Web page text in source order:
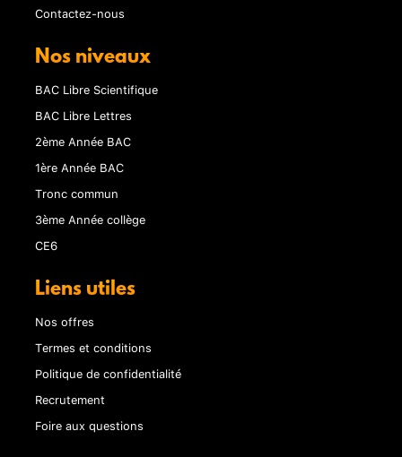
Contactez-nous
Nos niveaux
BAC Libre Scientifique
BAC Libre Lettres
2ème Année BAC
1ère Année BAC
Tronc commun
3ème Année collège
CE6
Liens utiles
Nos offres
Termes et conditions
Politique de confidentialité
Recrutement
Foire aux questions